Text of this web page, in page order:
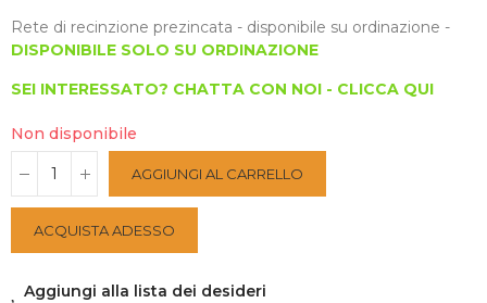
Rete di recinzione prezincata - disponibile su ordinazione -
DISPONIBILE SOLO SU ORDINAZIONE
SEI INTERESSATO? CHATTA CON NOI - CLICCA QUI
Non disponibile
AGGIUNGI AL CARRELLO
ACQUISTA ADESSO
Aggiungi alla lista dei desideri